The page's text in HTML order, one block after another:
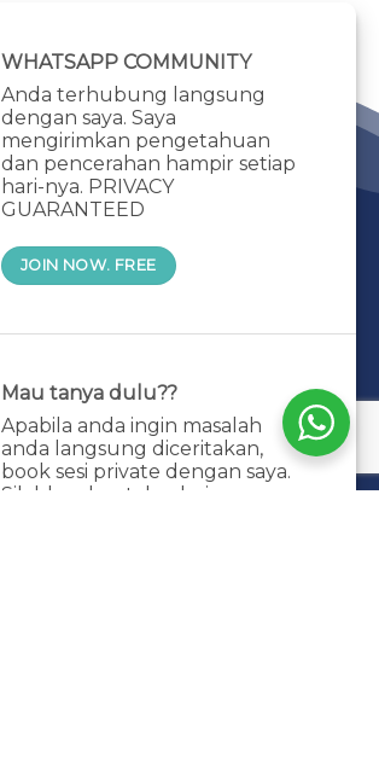
WHATSAPP COMMUNITY
Anda terhubung langsung
dengan saya. Saya
mengirimkan pengetahuan
dan pencerahan hampir setiap
hari-nya. PRIVACY
GUARANTEED
JOIN NOW. FREE
Mau tanya dulu??
Apabila anda ingin masalah
anda langsung diceritakan,
book sesi private dengan saya.
Silahkan kontak admin